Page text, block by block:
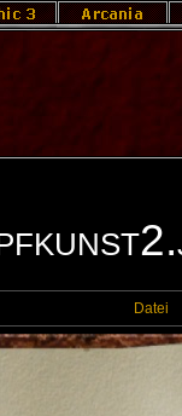
Datei